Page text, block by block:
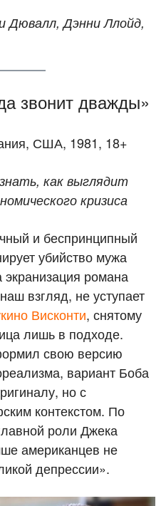
Дювалл, Дэнни Ллойд,
звонит дважды»
США, 1981, 18+
как выглядит
кризиса
и беспринципный
убийство мужа
романа
взгляд, не уступает
Висконти, снятому
лишь в подходе.
свою версию
вариант Боба
но с
контекстом. По
роли Джека
американцев не
депрессии».